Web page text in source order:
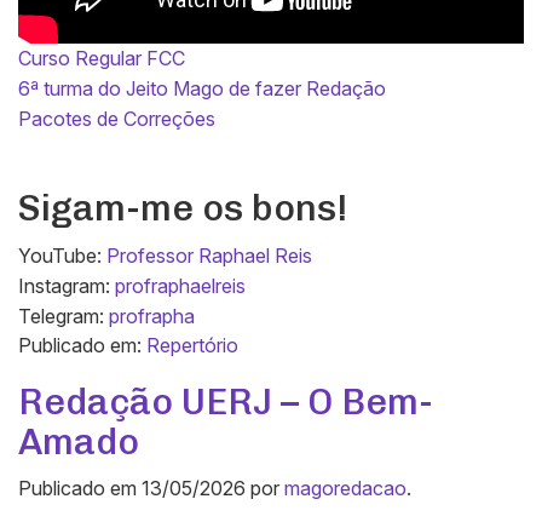
Curso Regular FCC
6ª turma do Jeito Mago de fazer Redação
Pacotes de Correções
Sigam-me os bons!
YouTube: Professor Raphael Reis
Instagram: profraphaelreis
Telegram: profrapha
Publicado em: Repertório
Redação UERJ – O Bem-
Amado
Publicado em 13/05/2026 por magoredacao.